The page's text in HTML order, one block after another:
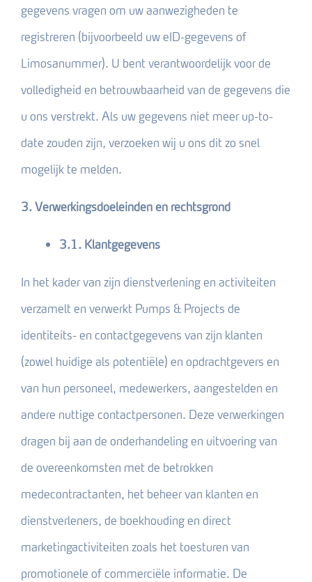
gegevens vragen om uw aanwezigheden te
registreren (bijvoorbeeld uw eID-gegevens of
Limosanummer). U bent verantwoordelijk voor de
volledigheid en betrouwbaarheid van de gegevens die
u ons verstrekt. Als uw gegevens niet meer up-to-
date zouden zijn, verzoeken wij u ons dit zo snel
mogelijk te melden.
3. Verwerkingsdoeleinden en rechtsgrond
3.1. Klantgegevens
In het kader van zijn dienstverlening en activiteiten
verzamelt en verwerkt Pumps & Projects de
identiteits- en contactgegevens van zijn klanten
(zowel huidige als potentiële) en opdrachtgevers en
van hun personeel, medewerkers, aangestelden en
andere nuttige contactpersonen. Deze verwerkingen
dragen bij aan de onderhandeling en uitvoering van
de overeenkomsten met de betrokken
medecontractanten, het beheer van klanten en
dienstverleners, de boekhouding en direct
marketingactiviteiten zoals het toesturen van
promotionele of commerciële informatie. De